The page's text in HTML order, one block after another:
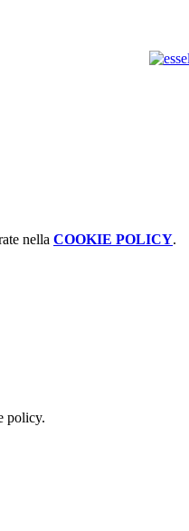
nella COOKIE POLICY.
policy.